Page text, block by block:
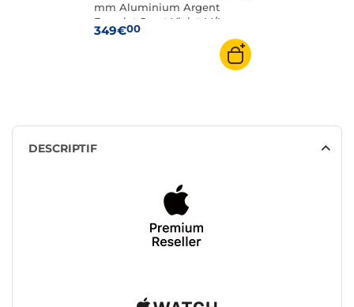
mm Aluminium Argent
Bracelet Sport Violet M/L
349€00
DESCRIPTIF